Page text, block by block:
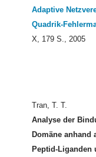
Adaptive
Quadrik-
X, 179 S., 2005
Tran, T. T.
Analyse der
Domäne
Peptid-Liganden